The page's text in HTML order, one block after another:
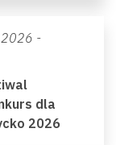
-
dla
2026